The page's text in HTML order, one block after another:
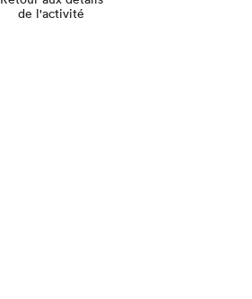
de l'activité